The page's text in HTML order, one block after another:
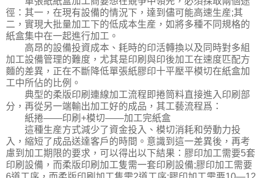
徑：其一，在現有設備的情況下，達到儘可能高速生産;其
二，實現大批量加工下的低成本生産，如將多種不同規格的
紙盒集中在一起進行加工。
高昂的設備投資成本、耗時的印活轉換以及同時對多組
加工設備管理的難度，尤其是印刷與印後加工在速度匹配方
麵的差異，正在不斷降低單張紙膠印十平壓平模切在紙盒加
工中所佔的比例。
典型的柔版印刷連線加工流程即捲筒料直接進入印刷部
分，再從另一端輸出加工好的成品，其工藝流程爲：
紙捲——印刷+模切——加工完紙盒
這種生産方式減少了資金投入、模切消耗和勞動力投
入，縮短了成品送達客戶的時間。意識到這一差異後，再考
慮到加工期限的要求，可以得出以下結果：膠印加工需要5套
印刷設備，而柔版印刷加工隻需一套印刷設備;膠印加工需要